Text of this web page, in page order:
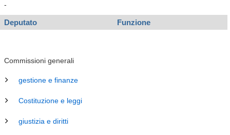
-
Deputato Funzione
Commissioni generali
gestione e finanze
Costituzione e leggi
giustizia e diritti